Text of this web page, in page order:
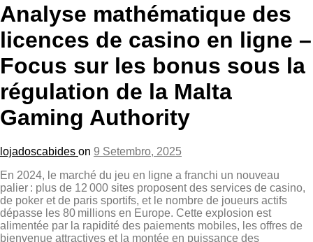
Analyse mathématique des
licences de casino en ligne –
Focus sur les bonus sous la
régulation de la Malta
Gaming Authority
lojadoscabides on 9 Setembro, 2025
En 2024, le marché du jeu en ligne a franchi un nouveau
palier : plus de 12 000 sites proposent des services de casino,
de poker et de paris sportifs, et le nombre de joueurs actifs
dépasse les 80 millions en Europe. Cette explosion est
alimentée par la rapidité des paiements mobiles, les offres de
bienvenue attractives et la montée en puissance des